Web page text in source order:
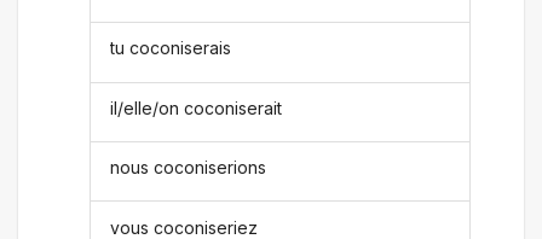
tu coconiserais
il/elle/on coconiserait
nous coconiserions
vous coconiseriez